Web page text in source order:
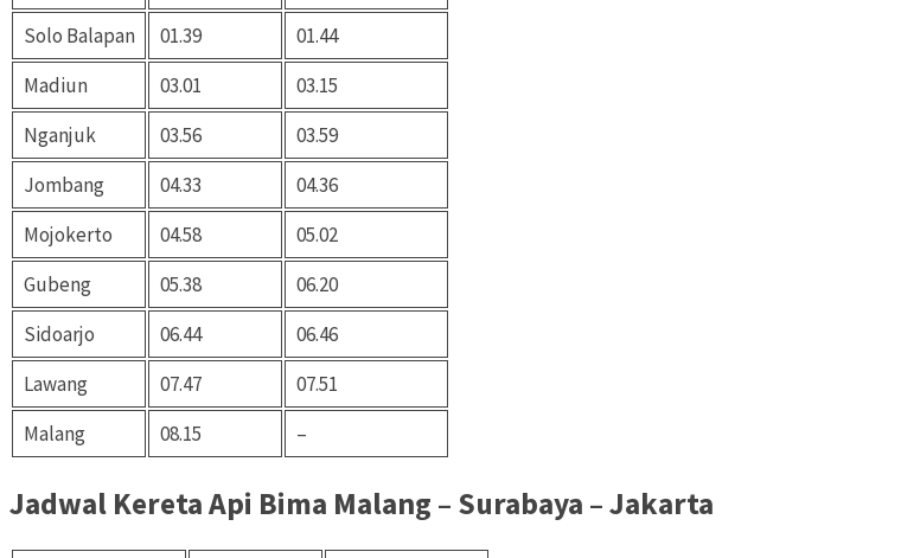
Solo Balapan
01.39
01.44
Madiun
03.01
03.15
Nganjuk
03.56
03.59
Jombang
04.33
04.36
Mojokerto
04.58
05.02
Gubeng
05.38
06.20
Sidoarjo
06.44
06.46
Lawang
07.47
07.51
Malang
08.15 –
Jadwal Kereta Api Bima Malang – Surabaya – Jakarta